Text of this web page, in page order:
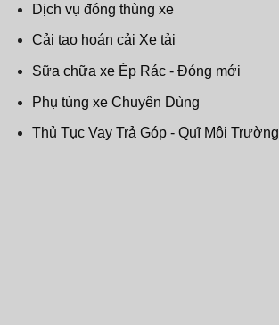
Dịch vụ đóng thùng xe
Cải tạo hoán cải Xe tải
Sữa chữa xe Ép Rác - Đóng mới
Phụ tùng xe Chuyên Dùng
Thủ Tục Vay Trả Góp - Quĩ Môi Trường